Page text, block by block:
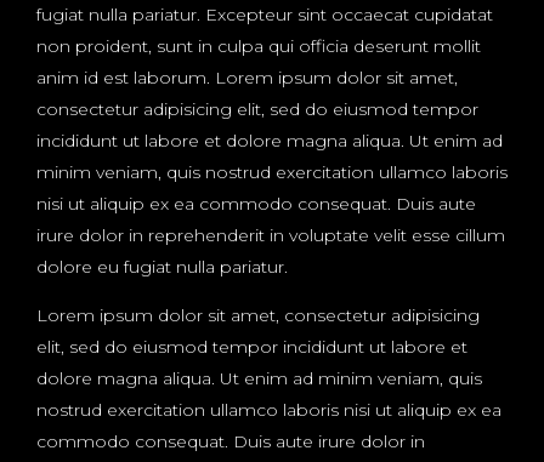
fugiat nulla pariatur. Excepteur sint occaecat cupidatat
non proident, sunt in culpa qui officia deserunt mollit
anim id est laborum. Lorem ipsum dolor sit amet,
consectetur adipisicing elit, sed do eiusmod tempor
incididunt ut labore et dolore magna aliqua. Ut enim ad
minim veniam, quis nostrud exercitation ullamco laboris
nisi ut aliquip ex ea commodo consequat. Duis aute
irure dolor in reprehenderit in voluptate velit esse cillum
dolore eu fugiat nulla pariatur.
Lorem ipsum dolor sit amet, consectetur adipisicing
elit, sed do eiusmod tempor incididunt ut labore et
dolore magna aliqua. Ut enim ad minim veniam, quis
nostrud exercitation ullamco laboris nisi ut aliquip ex ea
commodo consequat. Duis aute irure dolor in